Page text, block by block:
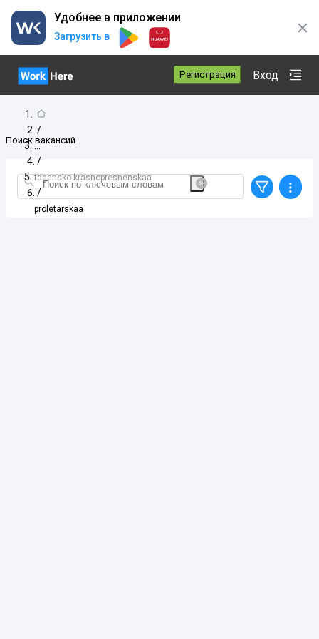
Удобнее в приложении
Загрузить в
Регистрация Вход
/
/
tagansko-krasnopresnenskaa
/
proletarskaa
Поиск вакансий